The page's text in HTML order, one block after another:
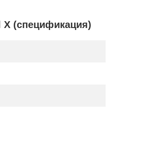
X (спецификация)